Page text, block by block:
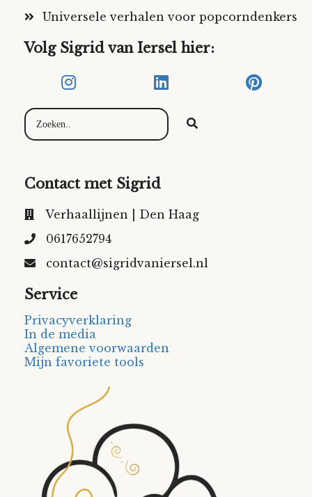
Universele verhalen voor popcorndenkers
Volg Sigrid van Iersel hier:
Contact met Sigrid
Verhaallijnen | Den Haag
0617652794
contact@sigridvaniersel.nl
Service
Privacyverklaring
In de media
Algemene voorwaarden
Mijn favoriete tools